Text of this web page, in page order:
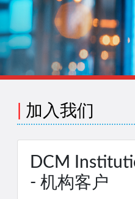
加入我们
DCM
- 机构客户